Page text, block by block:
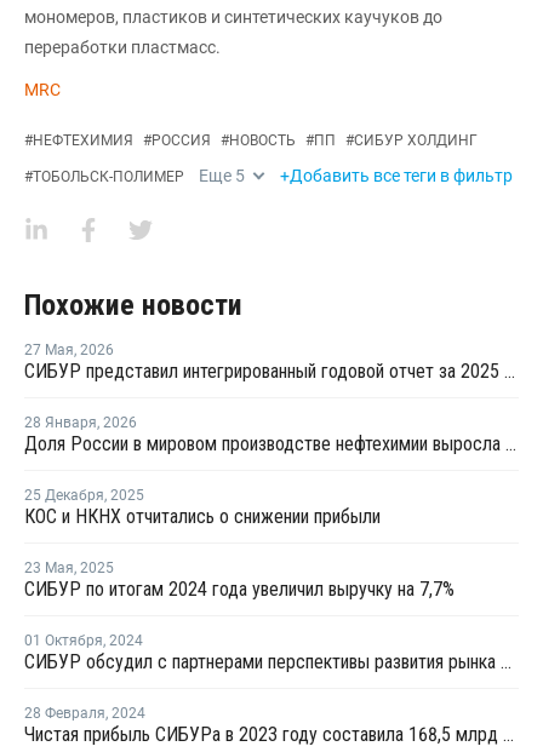
мономеров, пластиков и синтетических каучуков до
переработки пластмасс.
MRC
#НЕФТЕХИМИЯ #РОССИЯ #НОВОСТЬ #ПП #СИБУР ХОЛДИНГ
#ТОБОЛЬСК-ПОЛИМЕР Еще 5 +Добавить все теги в фильтр
Похожие новости
27 Мая, 2026
СИБУР представил интегрированный годовой отчет за 2025 год
28 Января, 2026
Доля России в мировом производстве нефтехимии выросла до 2,5%
25 Декабря, 2025
КОС и НКНХ отчитались о снижении прибыли
23 Мая, 2025
СИБУР по итогам 2024 года увеличил выручку на 7,7%
01 Октября, 2024
СИБУР обсудил с партнерами перспективы развития рынка полимеров в России
28 Февраля, 2024
Чистая прибыль СИБУРа в 2023 году составила 168,5 млрд рублей